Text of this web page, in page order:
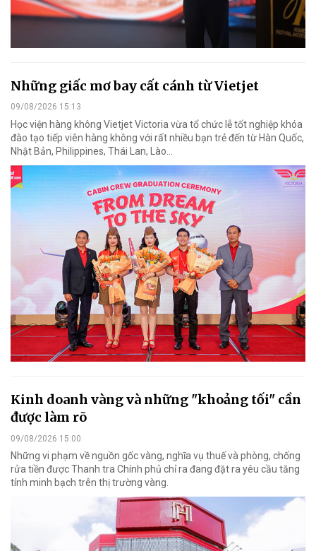
Những giấc mơ bay cất cánh từ Vietjet
09/08/2026 15:13
Học viện hàng không Vietjet Victoria vừa tổ chức lễ tốt nghiệp khóa
đào tạo tiếp viên hàng không với rất nhiều bạn trẻ đến từ Hàn Quốc,
Nhật Bản, Philippines, Thái Lan, Lào…
Kinh doanh vàng và những "khoảng tối" cần
được làm rõ
09/08/2026 15:00
Những vi phạm về nguồn gốc vàng, nghĩa vụ thuế và phòng, chống
rửa tiền được Thanh tra Chính phủ chỉ ra đang đặt ra yêu cầu tăng
tính minh bạch trên thị trường vàng.